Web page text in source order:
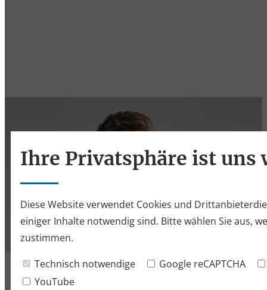
Ihre Privatsphäre ist uns
Diese Website verwendet Cookies und
einiger Inhalte notwendig sind. Bitte wählen Sie aus,
zustimmen.
Technisch notwendige
Google reCAPTCHA
YouTube
Mag. Markus Hartl, MBA akad. FVB